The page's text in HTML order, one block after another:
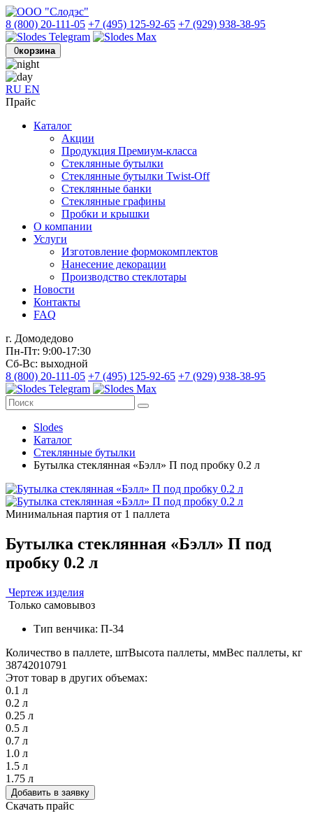
8 (800) 20-111-05 +7 (495) 125-92-65 +7 (929) 938-38-95
0корзина
RU EN
Прайс
Каталог
Акции
Продукция Премиум-класса
Стеклянные бутылки
Стеклянные бутылки Twist-Off
Стеклянные банки
Стеклянные графины
Пробки и крышки
О компании
Услуги
Изготовление формокомплектов
Нанесение декорации
Производство стеклотары
Новости
Контакты
FAQ
г. Домодедово
Пн-Пт: 9:00-17:30
Сб-Вс: выходной
8 (800) 20-111-05 +7 (495) 125-92-65 +7 (929) 938-38-95
Slodes
Каталог
Стеклянные бутылки
Бутылка стеклянная «Бэлл» П под пробку 0.2 л
Минимальная партия от 1 паллета
Бутылка стеклянная «Бэлл» П под
пробку 0.2 л
Чертеж изделия
Только самовывоз
Тип венчика: П-34
Количество в паллете, штВысота паллеты, ммВес паллеты, кг
38742010791
Этот товар в других объемах:
0.1 л
0.2 л
0.25 л
0.5 л
0.7 л
1.0 л
1.5 л
1.75 л
Добавить в заявку
Скачать прайс